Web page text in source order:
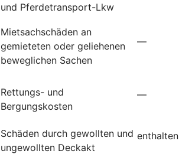
und Pferdetransport-Lkw
Mietsachschäden an
gemieteten oder geliehenen
beweglichen Sachen
—
Rettungs- und
Bergungskosten
—
Schäden durch gewollten und
ungewollten Deckakt
enthalten